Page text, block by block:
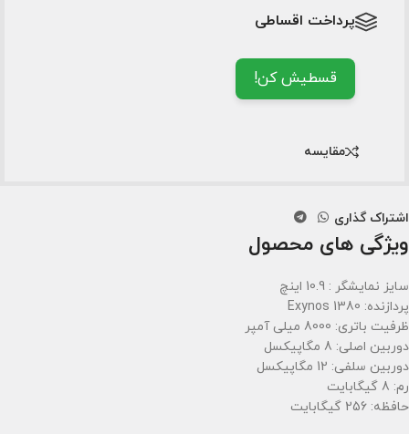
پرداخت اقساطی
قسطیش کن!
مقایسه
اشتراک گذاری
ویژگی های محصول
سایز نمایشگر : 10.9 اینچ
پردازنده: Exynos 1380
ظرفیت باتری: 8000 میلی آمپر
دوربین اصلی: 8 مگاپیکسل
دوربین سلفی: 12 مگاپیکسل
رم: 8 گیگابایت
حافظه: 256 گیگابایت